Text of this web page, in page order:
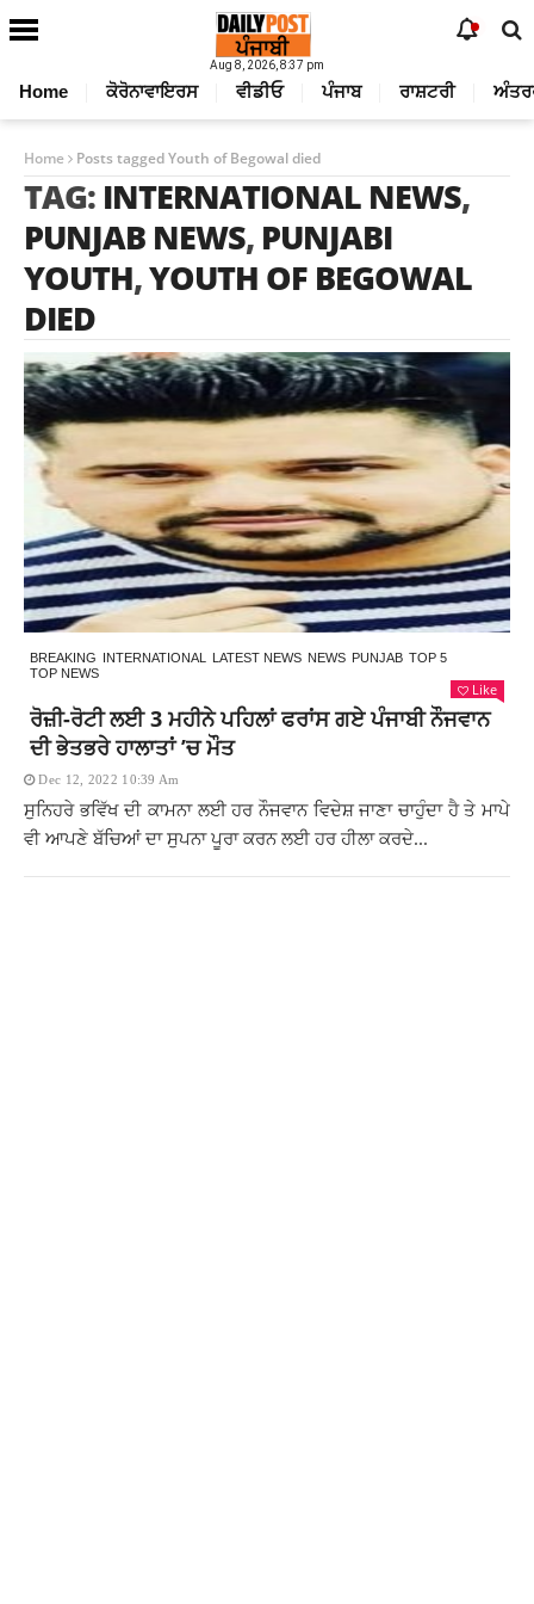
Aug 8, 2026, 8:37 pm
Home ਕੋਰੋਨਾਵਾਇਰਸ ਵੀਡੀਓ ਪੰਜਾਬ ਰਾਸ਼ਟਰੀ
Home Posts tagged Youth of Begowal died
TAG: INTERNATIONAL NEWS,
PUNJAB NEWS, PUNJABI
YOUTH,YOUTH OF BEGOWAL
DIED
BREAKING INTERNATIONAL LATEST NEWS NEWS PUNJAB TOP 5
TOP NEWS
Like
ਰੋਜ਼ੀ-ਰੋਟੀ ਲਈ 3 ਮਹੀਨੇ ਪਹਿਲਾਂ ਫਰਾਂਸ ਗਏ ਪੰਜਾਬੀ ਨੌਜਵਾਨ
ਦੀ ਭੇਤਭਰੇ ਹਾਲਾਤਾਂ ’ਚ ਮੌਤ
Dec 12, 2022 10:39 Am
ਸੁਨਿਹਰੇ ਭਵਿੱਖ ਦੀ ਕਾਮਨਾ ਲਈ ਹਰ ਨੌਜਵਾਨ ਵਿਦੇਸ਼ ਜਾਣਾ ਚਾਹੁੰਦਾ ਹੈ ਤੇ ਮਾਪੇ
ਵੀ ਆਪਣੇ ਬੱਚਿਆਂ ਦਾ ਸੁਪਨਾ ਪੂਰਾ ਕਰਨ ਲਈ ਹਰ ਹੀਲਾ ਕਰਦੇ...